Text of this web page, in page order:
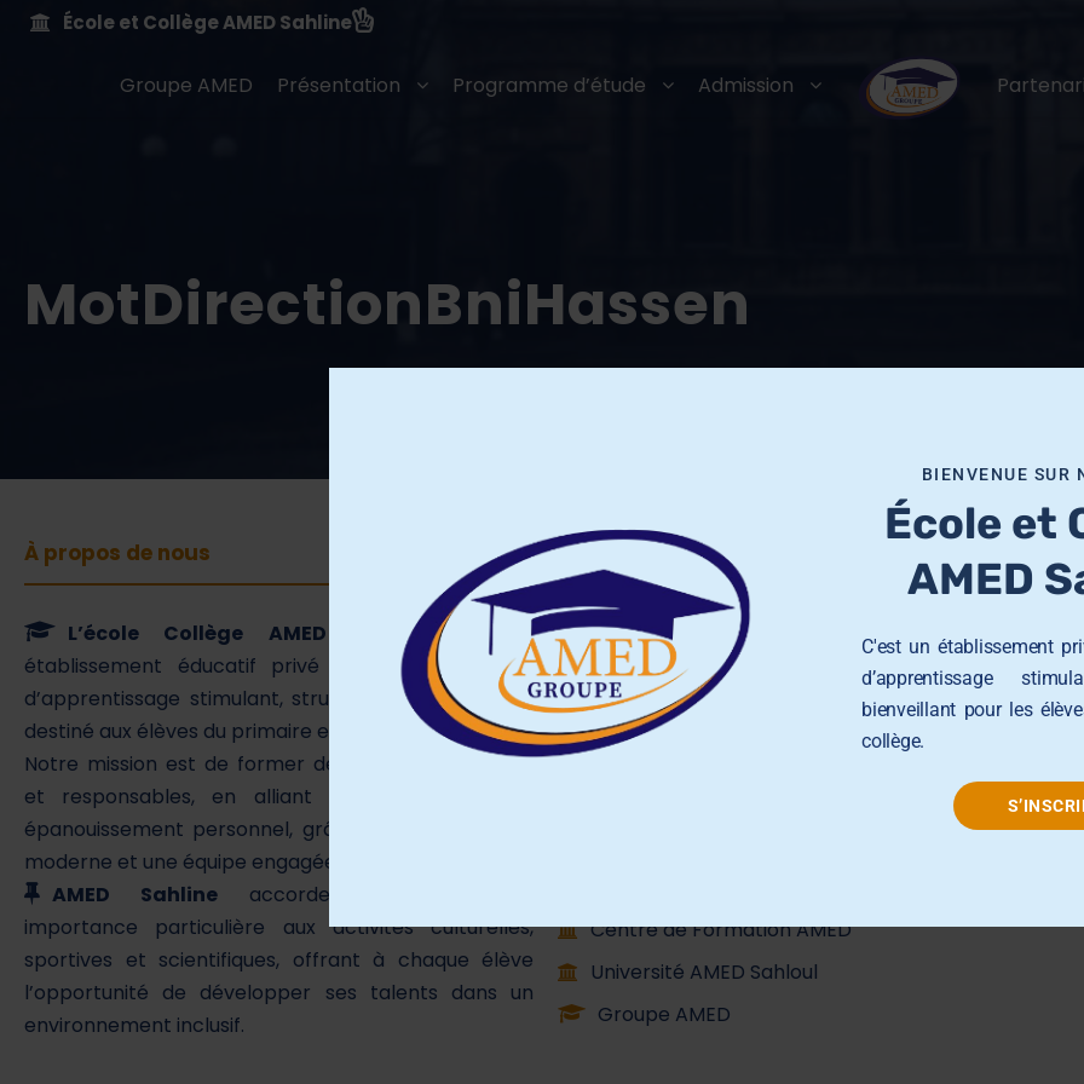
École et Collège AMED Sahline
Groupe AMED Présentation Programme d’étude Admission
MotDirectionBniHassen
À propos de nous
L’école Collège AMED Sahline est un
établissement éducatif privé qui offre un cadre
d’apprentissage stimulant, structuré et bienveillant,
destiné aux élèves du primaire et du collège.
Notre mission est de former des élèves autonomes
et responsables, en alliant réussite scolaire et
épanouissement personnel, grâce à une pédagogie
moderne et une équipe engagée.
AMED Sahline accorde également une
importance particulière aux activités culturelles,
sportives et scientifiques, offrant à chaque élève
l’opportunité de développer ses talents dans un
environnement inclusif.
Groupe AMED
École Primaire AMED Sahloul
École et Collège AMED Beni Hassen
École et Collège AMED Sahline
Lycée AMED Sahloul
Centre de Formation AMED
Université AMED Sahloul
Groupe AMED
BIENVENUE SUR
École et
AMED
C'est un établissement
d’apprentissage
bienveillant pour les
collège.